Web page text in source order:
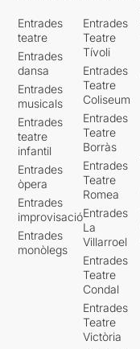
Entrades
teatre
Entrades
dansa
Entrades
musicals
Entrades
teatre
infantil
Entrades
òpera
Entrades
improvisació
Entrades
monòlegs
Entrades
Teatre
Tívoli
Entrades
Teatre
Coliseum
Entrades
Teatre
Borràs
Entrades
Teatre
Romea
Entrades
La
Villarroel
Entrades
Teatre
Condal
Entrades
Teatre
Victòria